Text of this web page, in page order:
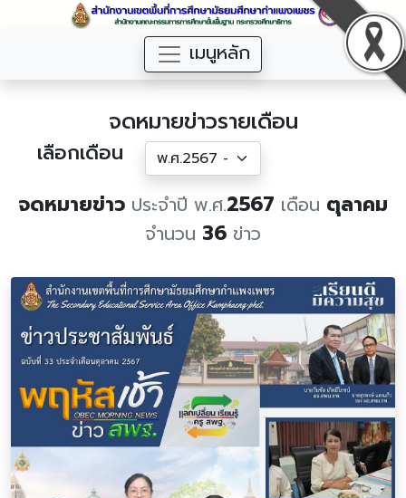
เมนูหลัก
จดหมายข่าวรายเดือน
เลือกเดือน
จดหมายข่าว ประจำปี พ.ศ.2567 เดือน ตุลาคม
จำนวน 36 ข่าว